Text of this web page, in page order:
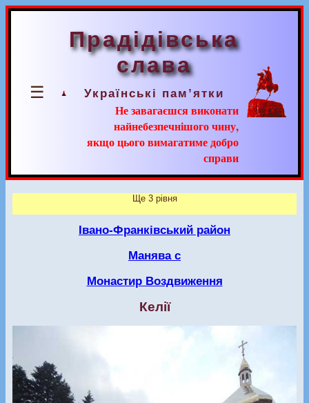
☰
Прадідівська
слава
Українські пам’ятки
Не завагаєшся виконати
найнебезпечнішого чину,
якщо цього вимагатиме добро
справи
Ще 3 рівня
Івано-Франківський район
Манява с
Монастир Воздвиження
Келії